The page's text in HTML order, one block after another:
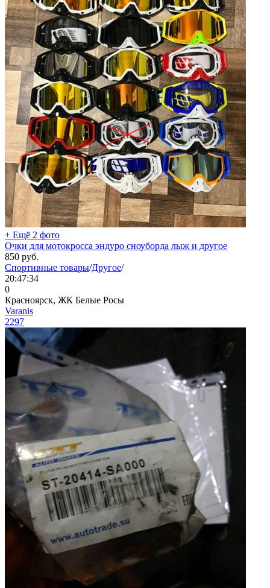
+ Ещё 2 фото
Очки для мотокросса эндуро сноуборда лыж и другое
850 руб.
Спортивные товары/Другое/
20:47:34
0
Красноярск, ЖК Белые Росы
Varanis
2297